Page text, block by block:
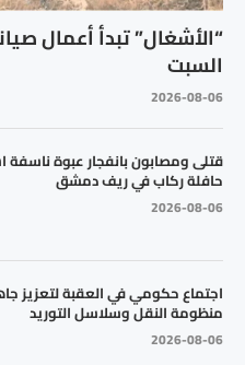
“الأشغال” تبدأ أعمال
السبت
2026-08-06
قتلى ومصابون بانفجار عبوة
حافلة ركاب في ريف دمشق
2026-08-06
اجتماع حكومي في العقبة لتعزيز
منظومة النقل وسلاسل التوريد
2026-08-06